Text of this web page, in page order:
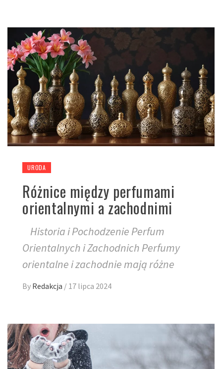
URODA
Różnice między perfumami
orientalnymi a zachodnimi
Historia i Pochodzenie Perfum
Orientalnych i Zachodnich Perfumy
orientalne i zachodnie mają różne
By Redakcja / 17 lipca 2024